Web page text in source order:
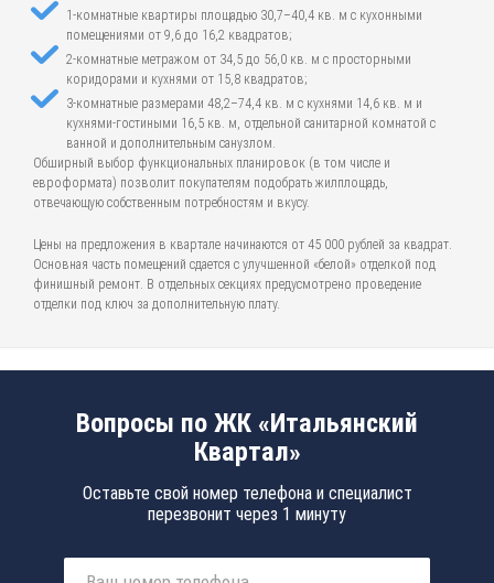
1-комнатные квартиры площадью 30,7–40,4 кв. м с кухонными
помещениями от 9,6 до 16,2 квадратов;
2-комнатные метражом от 34,5 до 56,0 кв. м с просторными
коридорами и кухнями от 15,8 квадратов;
3-комнатные размерами 48,2–74,4 кв. м с кухнями 14,6 кв. м и
кухнями-гостиными 16,5 кв. м, отдельной санитарной комнатой с
ванной и дополнительным санузлом.
Обширный выбор функциональных планировок (в том числе и
евроформата) позволит покупателям подобрать жилплощадь,
отвечающую собственным потребностям и вкусу.
Цены на предложения в квартале начинаются от 45 000 рублей за квадрат.
Основная часть помещений сдается с улучшенной «белой» отделкой под
финишный ремонт. В отдельных секциях предусмотрено проведение
отделки под ключ за дополнительную плату.
Вопросы по ЖК «Итальянский
Квартал»
Оставьте свой номер телефона и специалист
перезвонит через 1 минуту